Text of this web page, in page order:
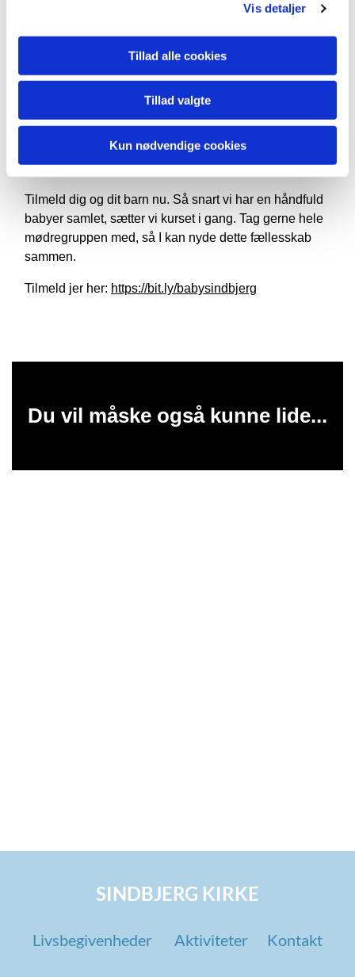
Vis detaljer
Tillad alle cookies
Tillad valgte
Kun nødvendige cookies
barnevogne står ved siden af hinanden ved
TILMELD DIG
Tilmeld dig og dit barn nu. Så snart vi har en håndfuld
babyer samlet, sætter vi kurset i gang. Tag gerne hele
mødregruppen med, så I kan nyde dette fællesskab
sammen.
Tilmeld jer her: https://bit.ly/babysindbjerg
Du vil måske også kunne lide...
SINDBJERG KIRKE
Livsbegivenheder Aktiviteter Kontakt